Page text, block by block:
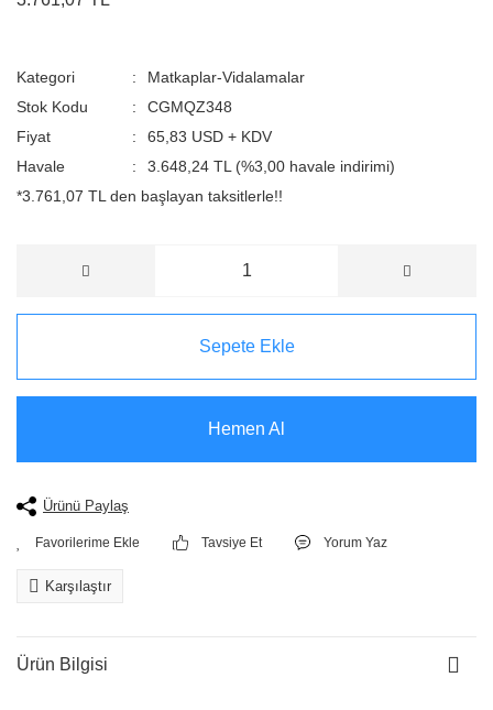
Kategori
Matkaplar-Vidalamalar
Stok Kodu
CGMQZ348
Fiyat
65,83 USD + KDV
Havale
3.648,24 TL (%3,00 havale indirimi)
*3.761,07 TL den başlayan taksitlerle!!
Sepete Ekle
Hemen Al
Ürünü Paylaş
Tavsiye Et Yorum Yaz
Karşılaştır
Ürün Bilgisi